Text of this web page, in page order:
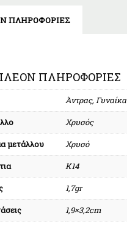
ΠΛΗΡΟΦΟΡΊΕΣ
ΠΛΗΡΟΦΟΡΊΕΣ
Άντρας, Γυναίκα
Χρυσός
μετάλλου
Χρυσό
Κ14
1,7gr
1,9×3,2cm